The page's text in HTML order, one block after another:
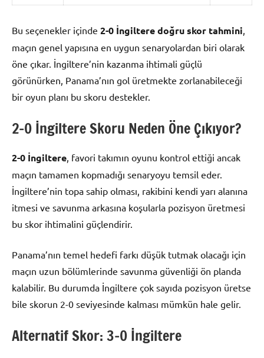
Bu seçenekler içinde 2-0 İngiltere doğru skor tahmini,
maçın genel yapısına en uygun senaryolardan biri olarak
öne çıkar. İngiltere’nin kazanma ihtimali güçlü
görünürken, Panama’nın gol üretmekte zorlanabileceği
bir oyun planı bu skoru destekler.
2-0 İngiltere Skoru Neden Öne Çıkıyor?
2-0 İngiltere, favori takımın oyunu kontrol ettiği ancak
maçın tamamen kopmadığı senaryoyu temsil eder.
İngiltere’nin topa sahip olması, rakibini kendi yarı alanına
itmesi ve savunma arkasına koşularla pozisyon üretmesi
bu skor ihtimalini güçlendirir.
Panama’nın temel hedefi farkı düşük tutmak olacağı için
maçın uzun bölümlerinde savunma güvenliği ön planda
kalabilir. Bu durumda İngiltere çok sayıda pozisyon üretse
bile skorun 2-0 seviyesinde kalması mümkün hale gelir.
Alternatif Skor: 3-0 İngiltere